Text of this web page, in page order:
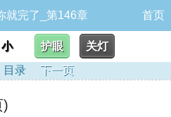
就完了_第146章 首页
小 护眼
关灯
目录 下一页